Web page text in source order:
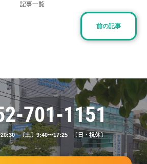
の一部変更等について
中で挫折しないか不安なあなた
で楽しく続ける5つのコツ
は？教習内容と知っておきたい
記事一覧
前の記事
701-1151
20:30 〔土〕9:40〜17:25 〔日・祝休〕